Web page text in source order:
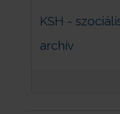
KSH -
archív